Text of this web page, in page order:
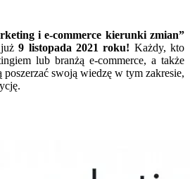
i e-commerce kierunki zmian”
już9 listopada 2021 roku! Każdy, kto
lub branżą e-commerce, a także
poszerzać swoją wiedzę w tym zakresie,